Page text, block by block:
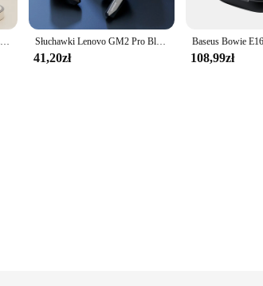
Oryginalne słuchawki Lenovo LP19 Bluetooth 5.1 słuchawki sportowe TWS bezprzewodowe słuchawki douszne podwójny zestaw słuchawkowy z mikrofonem HD 2023 nowość Słuchawki Lenovo GM2 Pro Bluetooth 5.3 Sportowy zestaw słuchawkowy Bezprzewodowe douszne słuchawki do gier o niskim opóźnieniu i podwójnym trybie Nowość
41,20zł 108,99zł